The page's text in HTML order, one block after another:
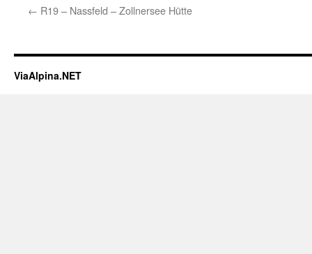
← R19 – Nassfeld – Zollnersee Hütte
ViaAlpina.NET